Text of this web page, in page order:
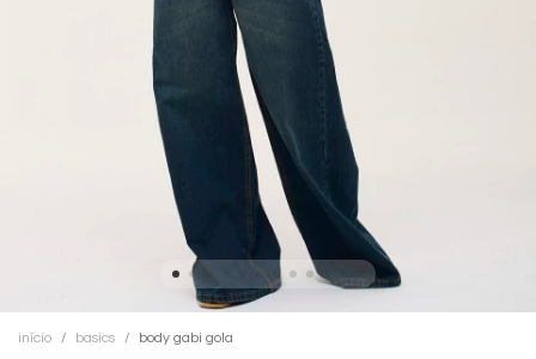
início basics body gabi gola